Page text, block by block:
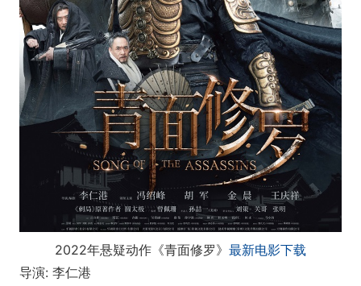
2022年悬疑动作《青面修罗》 最新电影下载
导演: 李仁港